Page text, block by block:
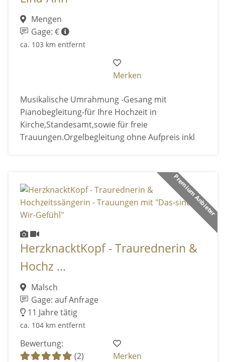
Mengen
Gage: €
ca. 103 km entfernt
Merken
Musikalische Umrahmung -Gesang mit
Pianobegleitung-für Ihre Hochzeit in
Kirche,Standesamt,sowie für freie
Trauungen.Orgelbegleitung ohne Aufpreis inkl
Premium Anbieter
HerzknacktKopf - Traurednerin &
Hochz ...
Malsch
Gage: auf Anfrage
11 Jahre tätig
ca. 104 km entfernt
Bewertung:
(2)
Merken